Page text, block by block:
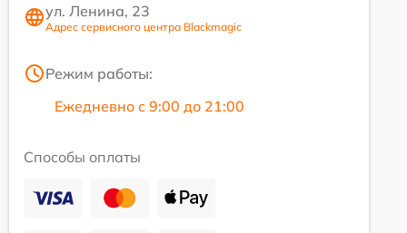
ул. Ленина, 23
Адрес сервисного центра Blackmagic
Режим работы:
Ежедневно с 9:00 до 21:00
Способы оплаты